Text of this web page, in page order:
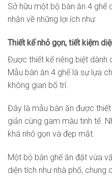
Sở hữu một bộ bàn ăn 4 ghế
nhận về những lợi ích như:
Thiết kế nhỏ gọn, tiết kiệm
Được thiết kế riêng biệt dành
Mẫu bàn ăn 4 ghế là sự lựa
không gian bố trí.
Đây là mẫu bàn ăn được
giản cùng gam màu tinh tế.
khá nhỏ gọn và đẹp mắt.
Một bộ bàn ghế ăn đặt vừa
diện tích như nhà phố, chung